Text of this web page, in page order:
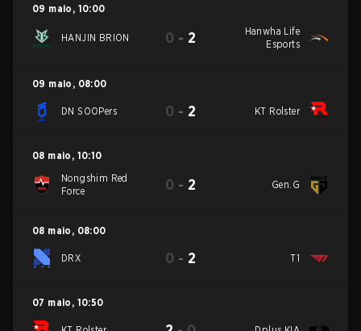
09 maio , 10:00
HANJIN BRION 0 - 2
Hanwha Life
Esports
09 maio , 08:00
DN SOOPers 0 - 2 KT Rolster
08 maio , 10:10
Nongshim Red
Force
0 - 2 Gen.G
08 maio , 08:00
DRX 0 - 2 T1
07 maio , 10:50